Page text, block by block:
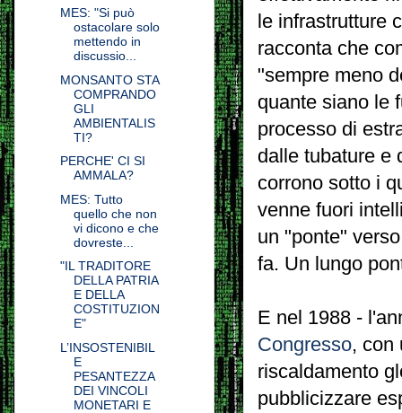
le infrastrutture
racconta che
"sempre meno
quante siano le
processo di
dalle tubature e
corrono sotto i
venne fuori
un "ponte"
fa. Un lungo
E nel 1988 -
Congresso, con
riscaldamento
pubblicizzare
MES: "Si può
ostacolare solo
mettendo in
discussio...
MONSANTO STA
COMPRANDO
GLI
AMBIENTALIS
TI?
PERCHE' CI SI
AMMALA?
MES: Tutto
quello che non
vi dicono e che
dovreste...
"IL TRADITORE
DELLA PATRIA
E DELLA
COSTITUZION
E"
L’INSOSTENIBIL
E
PESANTEZZA
DEI VINCOLI
MONETARI E